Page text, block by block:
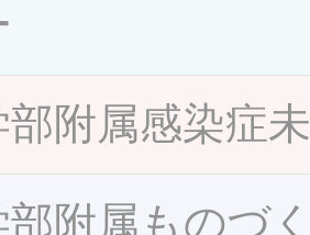
部附属感染症
部附属ものづ